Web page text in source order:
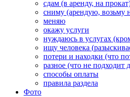
сдам (в аренду, на
сниму (арендую, возьму
меняю
окажу услуги
нуждаюсь в услугах
ищу человека
потери и находки (что
разное (что не подходит
способы оплаты
правила раздела
Фото